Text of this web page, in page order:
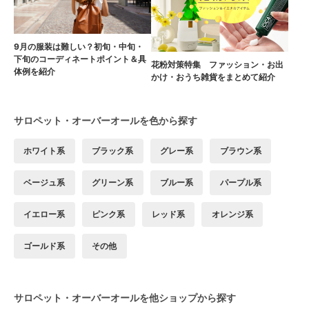
9月の服装は難しい？初旬・中旬・
下旬のコーディネートポイント＆具
体例を紹介
花粉対策特集 ファッション・お出
かけ・おうち雑貨をまとめて紹介
サロペット・オーバーオールを色から探す
ホワイト系 ブラック系 グレー系 ブラウン系
ベージュ系 グリーン系 ブルー系 パープル系
イエロー系 ピンク系 レッド系 オレンジ系
ゴールド系 その他
サロペット・オーバーオールを他ショップから探す